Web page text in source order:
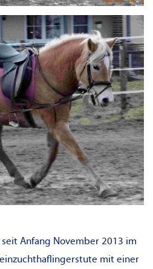
Anfang November 2013 im
mit einer